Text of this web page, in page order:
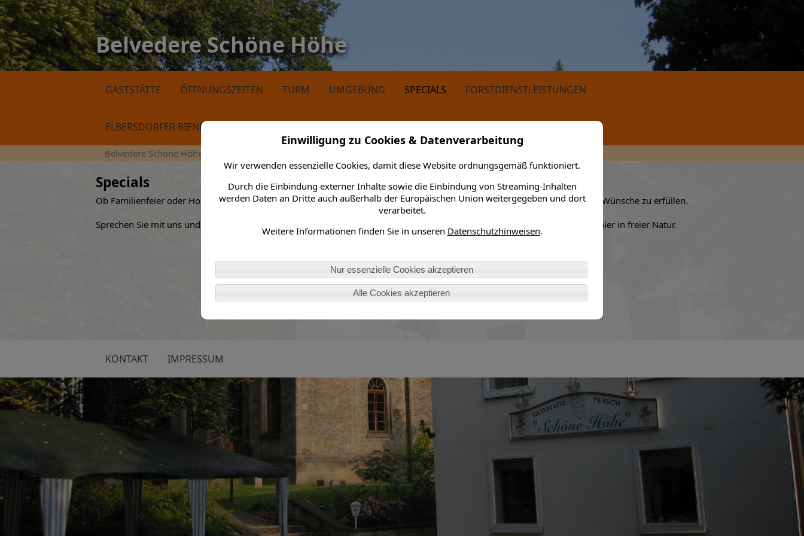
Einwilligung zu Cookies & Datenverarbeitung
Wir verwenden essenzielle Cookies, damit diese Website ordnungsgemäß funktioniert.
Durch die Einbindung externer Inhalte sowie die Einbindung von Streaming-Inhalten
werden Daten an Dritte auch außerhalb der Europäischen Union weitergegeben und dort
verarbeitet.
Weitere Informationen finden Sie in unseren Datenschutzhinweisen.
Nur essenzielle Cookies akzeptieren
Alle Cookies akzeptieren
Belvedere Schöne Höhe
GASTSTÄTTE ÖFFNUNGSZEITEN TURM UMGEBUNG SPECIALS FORSTDIENSTLEISTUNGEN
ELBERSDORFER BIENENHONIG
Belvedere Schöne Höhe > Specials
Specials
Ob Familienfeier oder Hochzeit, Firmenempfang oder Trauergesellschaft, drinnen oder draußen. Wir versuchen, Ihnen alle Wünsche zu erfüllen.
Sprechen Sie mit uns und wir organisieren Ihnen auch die Führung im Belvedere und Sie erleben eine unvergessliche Zeit hier in freier Natur.
KONTAKT IMPRESSUM